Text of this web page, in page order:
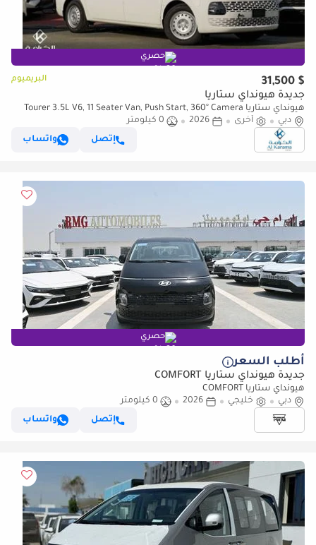
حصري
$ 31,500 البريميوم
جديدة هيونداي ستاريا
هيونداي ستاريا Tourer 3.5L V6, 11 Seater Van, Push Start, 360° Camera
دبي
أخرى 2026
0 كيلومتر
إتصل
واتساب
حصري
أطلب السعر
جديدة هيونداي ستاريا COMFORT
هيونداي ستاريا COMFORT
دبي
خليجي 2026
0 كيلومتر
إتصل
واتساب